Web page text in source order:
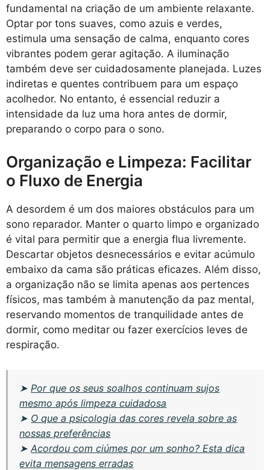
fundamental na criação de um ambiente relaxante.
Optar por tons suaves, como azuis e verdes,
estimula uma sensação de calma, enquanto cores
vibrantes podem gerar agitação. A iluminação
também deve ser cuidadosamente planejada. Luzes
indiretas e quentes contribuem para um espaço
acolhedor. No entanto, é essencial reduzir a
intensidade da luz uma hora antes de dormir,
preparando o corpo para o sono.
Organização e Limpeza: Facilitar
o Fluxo de Energia
A desordem é um dos maiores obstáculos para um
sono reparador. Manter o quarto limpo e organizado
é vital para permitir que a energia flua livremente.
Descartar objetos desnecessários e evitar acúmulo
embaixo da cama são práticas eficazes. Além disso,
a organização não se limita apenas aos pertences
físicos, mas também à manutenção da paz mental,
reservando momentos de tranquilidade antes de
dormir, como meditar ou fazer exercícios leves de
respiração.
➤ Por que os seus soalhos continuam sujos
mesmo após limpeza cuidadosa
➤ O que a psicologia das cores revela sobre as
nossas preferências
➤Acordou com ciúmes por um sonho? Esta dica
evita mensagens erradas